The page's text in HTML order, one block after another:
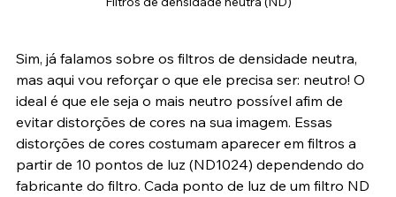
Sim, já falamos sobre os filtros de densidade neutra,
mas aqui vou reforçar o que ele precisa ser: neutro! O
ideal é que ele seja o mais neutro possível afim de
evitar distorções de cores na sua imagem. Essas
distorções de cores costumam aparecer em filtros a
partir de 10 pontos de luz (ND1024) dependendo do